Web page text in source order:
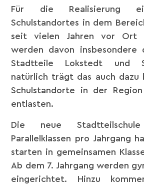
Für die Realisierung
Schulstandortes in dem
seit vielen Jahren vor Ort
werden davon insbesondere
Stadtteile Lokstedt und
natürlich trägt das auch dazu
Schulstandorte in der
entlasten.
Die neue
Parallelklassen pro Jahrgang
starten in gemeinsamen
Ab dem 7. Jahrgang werden
eingerichtet. Hinzu